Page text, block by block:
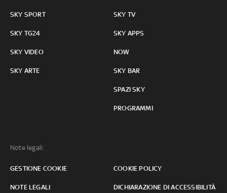
SKY SPORT
SKY TG24
SKY VIDEO
SKY ARTE
SKY TV
SKY APPS
NOW
SKY BAR
SPAZI SKY
PROGRAMMI
Note legali:
GESTIONE COOKIE COOKIE POLICY
NOTE LEGALI DICHIARAZIONE DI ACCESSIBILITÀ